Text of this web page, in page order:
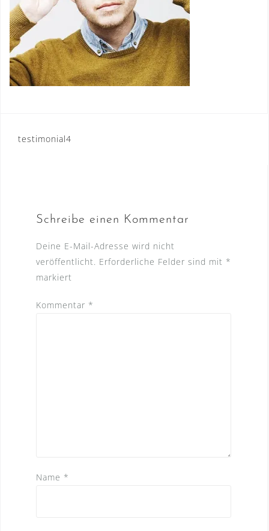
Beitragsnavigation
testimonial4
Schreibe einen Kommentar
Deine E-Mail-Adresse wird nicht
veröffentlicht. Erforderliche Felder sind mit *
markiert
Kommentar *
Name *